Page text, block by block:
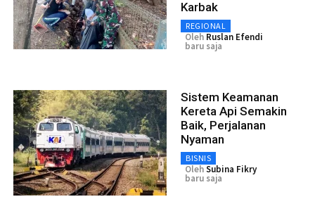
Karbak
REGIONAL
Oleh Ruslan Efendi
baru saja
Sistem Keamanan
Kereta Api Semakin
Baik, Perjalanan
Nyaman
BISNIS
OlehSubina Fikry
baru saja